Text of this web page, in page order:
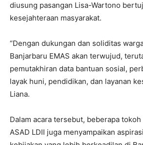
diusung pasangan Lisa-Wartono
kesejahteraan masyarakat.
“Dengan dukungan dan soliditas
Banjarbaru EMAS akan terwujud,
pemutakhiran data bantuan sosial,
layak huni, pendidikan, dan layanan
Liana.
Dalam acara tersebut, beberapa
ASAD LDII juga menyampaikan